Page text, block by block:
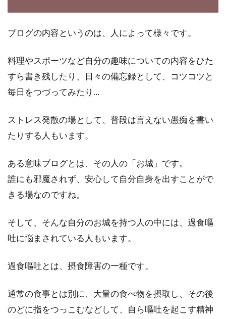
く見られる...
砂糖の種類や使い方！砂糖やグラニ
ュー糖の代用は何を使う？
が、砂糖といってもたくさん種類がありますよ
糖質のカロリーをエネルギーに！お
にぎりかサンドイッチか迷ったということはあ
りませんか？...
ブログの内容というのは、人によって様々です。
料理やスポーツなど自分の趣味についての内容をひた
すら書き残したり、日々の備忘録として、コツコツと
毎日をつづってみたり…
ストレス発散の場として、普段は言えない愚痴を書い
たりする人もいます。
ある意味ブログとは、その人の「お城」です。
誰にも邪魔されず、安心して自分自身を出すことがで
きる場なのですね。
そして、そんな自分のお城を持つ人の中には、過食嘔
吐に悩まされている人もいます。
過食嘔吐とは、摂食障害の一種です。
通常の食事とは別に、大量の食べ物を摂取し、その後
のどに指をつっこむなどして、自ら嘔吐を起こす精神